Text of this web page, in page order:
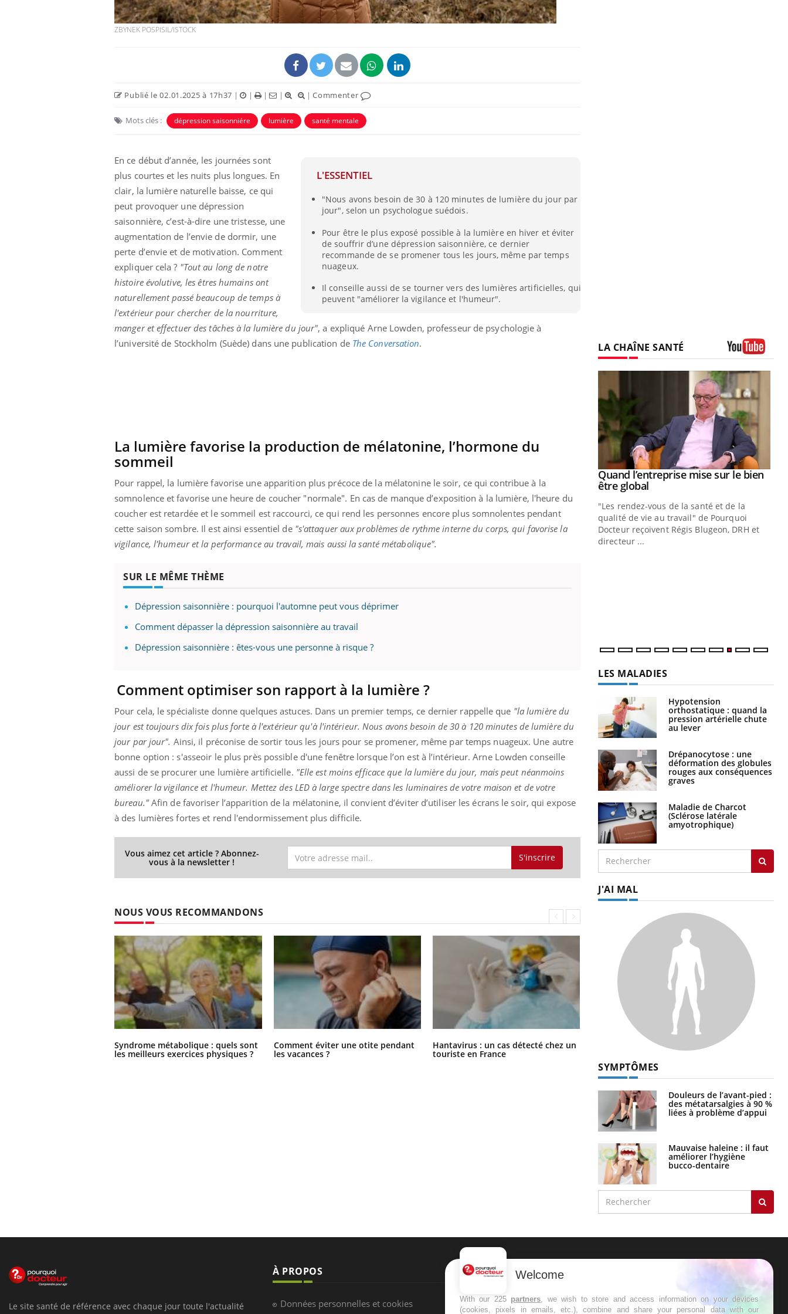
ZBYNEK POSPISIL/ISTOCK
Publié le 02.01.2025 à 17h37 | | | | |Commenter
Mots clés : dépression saisonniére lumière santé mentale
L'ESSENTIEL
"Nous avons besoin de 30 à 120 minutes de lumière du jour par
jour", selon un psychologue suédois.
Pour être le plus exposé possible à la lumière en hiver et éviter
de souffrir d’une dépression saisonnière, ce dernier
recommande de se promener tous les jours, même par temps
nuageux.
Il conseille aussi de se tourner vers des lumières artificielles, qui
peuvent "améliorer la vigilance et l'humeur".
En ce début d’année, les journées sont
plus courtes et les nuits plus longues. En
clair, la lumière naturelle baisse, ce qui
peut provoquer une dépression
saisonnière, c’est-à-dire une tristesse, une
augmentation de l’envie de dormir, une
perte d’envie et de motivation. Comment
expliquer cela ? "Tout au long de notre
histoire évolutive, les êtres humains ont
naturellement passé beaucoup de temps à
l'extérieur pour chercher de la nourriture,
manger et effectuer des tâches à la lumière du jour", a expliqué Arne Lowden, professeur de psychologie à
l’université de Stockholm (Suède) dans une publication de The Conversation.
La lumière favorise la production de mélatonine, l’hormone du
sommeil
Pour rappel, la lumière favorise une apparition plus précoce de la mélatonine le soir, ce qui contribue à la
somnolence et favorise une heure de coucher "normale". En cas de manque d’exposition à la lumière, l'heure du
coucher est retardée et le sommeil est raccourci, ce qui rend les personnes encore plus somnolentes pendant
cette saison sombre. Il est ainsi essentiel de "s'attaquer aux problèmes de rythme interne du corps, qui favorise la
vigilance, l'humeur et la performance au travail, mais aussi la santé métabolique".
SUR LE MÊME THÈME
Dépression saisonnière : pourquoi l'automne peut vous déprimer
Comment dépasser la dépression saisonnière au travail
Dépression saisonnière : êtes-vous une personne à risque ?
Comment optimiser son rapport à la lumière ?
Pour cela, le spécialiste donne quelques astuces. Dans un premier temps, ce dernier rappelle que "la lumière du
jour est toujours dix fois plus forte à l'extérieur qu'à l'intérieur. Nous avons besoin de 30 à 120 minutes de lumière du
jour par jour". Ainsi, il préconise de sortir tous les jours pour se promener, même par temps nuageux. Une autre
bonne option : s'asseoir le plus près possible d'une fenêtre lorsque l’on est à l’intérieur. Arne Lowden conseille
aussi de se procurer une lumière artificielle. "Elle est moins efficace que la lumière du jour, mais peut néanmoins
améliorer la vigilance et l'humeur. Mettez des LED à large spectre dans les luminaires de votre maison et de votre
bureau."Afin de favoriser l’apparition de la mélatonine, il convient d’éviter d’utiliser les écrans le soir, qui expose
à des lumières fortes et rend l'endormissement plus difficile.
Vous aimez cet article ? Abonnez-
vous à la newsletter ! S'inscrire
NOUS VOUS RECOMMANDONS
Syndrome métabolique : quels sont
les meilleurs exercices physiques ?
Comment éviter une otite pendant
les vacances ?
Hantavirus : un cas détecté chez un
touriste en France
Mortalité infantile : un rapport
s’interroge sur son taux élevé en
LA CHAÎNE SANTÉ
Le Ramadan approche, et, pour de
diabète, c'est une période de questions, de
défis, mais ...
faciliter l’accès à la médecine
préventiveYoutube
Un établissement lié à un groupe
mutualiste innove en matière de bilan de
santé : l'utilisation d'un « jumeau
Youtube
Coup de food sur le diabète, c'est votre
nouveau rendez-vous culinaire qui
bouscule les idées reçues ! Dans cet
épisode, une ...
Youtube
Quand l’entreprise mise sur le bien
être globalYoutube
"Les rendez-vous de la santé et de la
qualité de vie au travail" de Pourquoi
Docteur reçoivent Régis Blugeon, DRH et
directeur ...
LES MALADIES
Hypotension
orthostatique : quand la
pression artérielle chute
au lever
Drépanocytose : une
déformation des globules
rouges aux conséquences
graves
Maladie de Charcot
(Sclérose latérale
amyotrophique)
J'AI MAL
SYMPTÔMES
Douleurs de l’avant-pied :
des métatarsalgies à 90 %
liées à problème d’appui
Mauvaise haleine : il faut
améliorer l’hygiène
bucco-dentaire
Le site santé de référence avec chaque jour toute l'actualité
À PROPOS
Données personnelles et cookies
NEWSLETTER
Recevez toutes les semaines les meilleures
infos santé
Welcome
With our 225 partners, we wish to store and access information on your devices
(cookies, pixels in emails, etc.), combine and share your personal data with our